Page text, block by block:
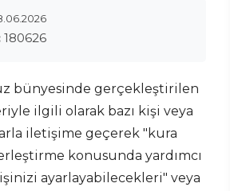
180626
gerçekleştirilen
ilgili olarak bazı kişi veya
iletişime geçerek "kura
konusunda yardımcı
ayarlayabilecekleri" veya